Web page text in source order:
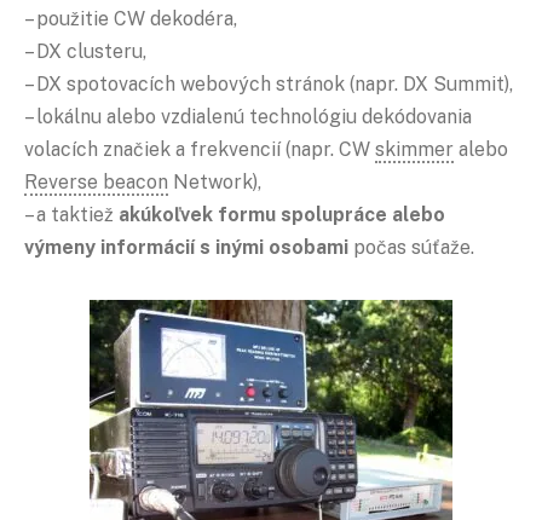
– použitie CW dekodéra,
– DX clusteru,
– DX spotovacích webových stránok (napr. DX Summit),
– lokálnu alebo vzdialenú technológiu dekódovania
volacích značiek a frekvencií (napr. CW skimmer alebo
Reverse beacon Network),
– a taktiež akúkoľvek formu spolupráce alebo
výmeny informácií s inými osobami počas súťaže.